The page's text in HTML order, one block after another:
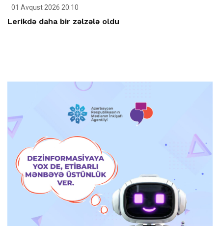
01 Avqust 2026 20:10
Lerikdə daha bir zəlzələ oldu